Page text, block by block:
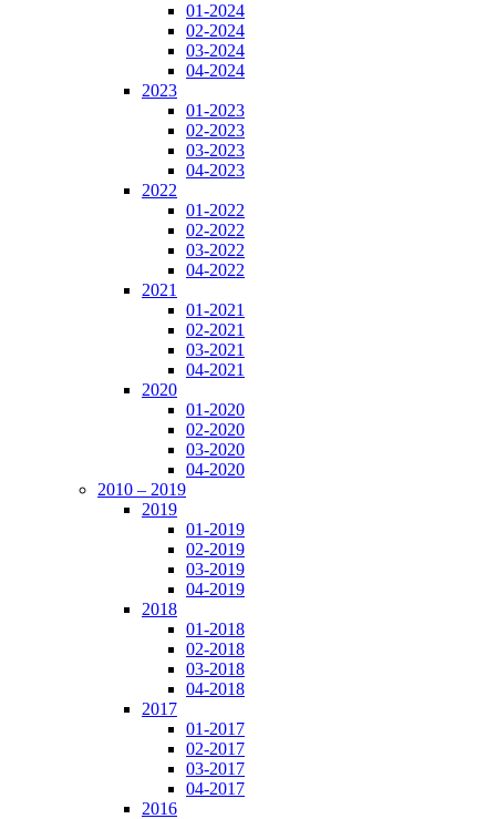
01-2024
02-2024
03-2024
04-2024
2023
01-2023
02-2023
03-2023
04-2023
2022
01-2022
02-2022
03-2022
04-2022
2021
01-2021
02-2021
03-2021
04-2021
2020
01-2020
02-2020
03-2020
04-2020
2010 – 2019
2019
01-2019
02-2019
03-2019
04-2019
2018
01-2018
02-2018
03-2018
04-2018
2017
01-2017
02-2017
03-2017
04-2017
2016